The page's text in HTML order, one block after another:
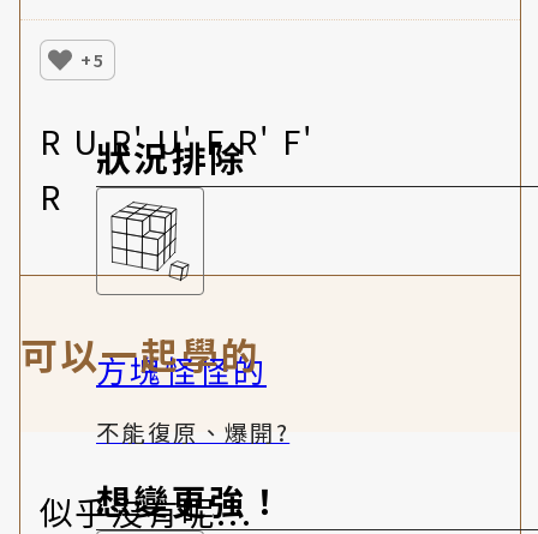
狀況排除
方塊怪怪的
不能復原、爆開?
想變更強！
+5
R U R' U' F R' F'
R
可以一起學的
似乎沒有呢...